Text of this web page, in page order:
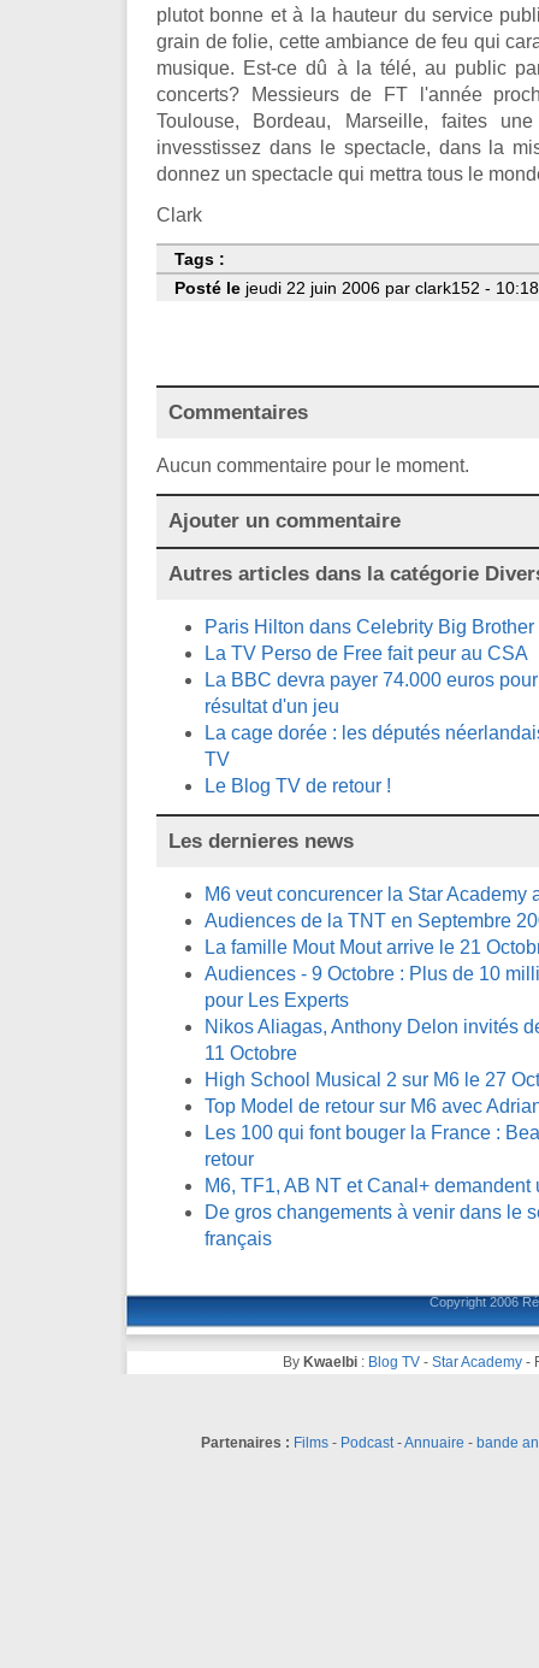
plutot bonne et à la hauteur du service
grain de folie, cette ambiance de feu qui
musique. Est-ce dû à la télé, au public
concerts? Messieurs de FT l'année
Toulouse, Bordeau, Marseille, faites
invesstissez dans le spectacle, dans la
donnez un spectacle qui mettra tous le
Clark
Tags :
Posté le jeudi 22 juin 2006 par clark152 -
Commentaires
Aucun commentaire pour le moment.
Ajouter un commentaire
Autres articles dans la catégorie
Paris Hilton dans Celebrity Big Brother
La TV Perso de Free fait peur au CSA
La BBC devra payer 74.000 euros
résultat d'un jeu
La cage dorée : les députés
TV
Le Blog TV de retour !
Les dernieres news
M6 veut concurencer la Star Academy
Audiences de la TNT en Septembre
La famille Mout Mout arrive le 21
Audiences - 9 Octobre : Plus de 10
pour Les Experts
Nikos Aliagas, Anthony Delon invités
11 Octobre
High School Musical 2 sur M6 le 27
Top Model de retour sur M6 avec
Les 100 qui font bouger la France :
retour
M6, TF1, AB NT et Canal+
De gros changements à venir dans le
français
Copyright 2006
By Kwaelbi: Blog TV- Star Academy-
Partenaires : Films- Podcast-Annuaire - bande